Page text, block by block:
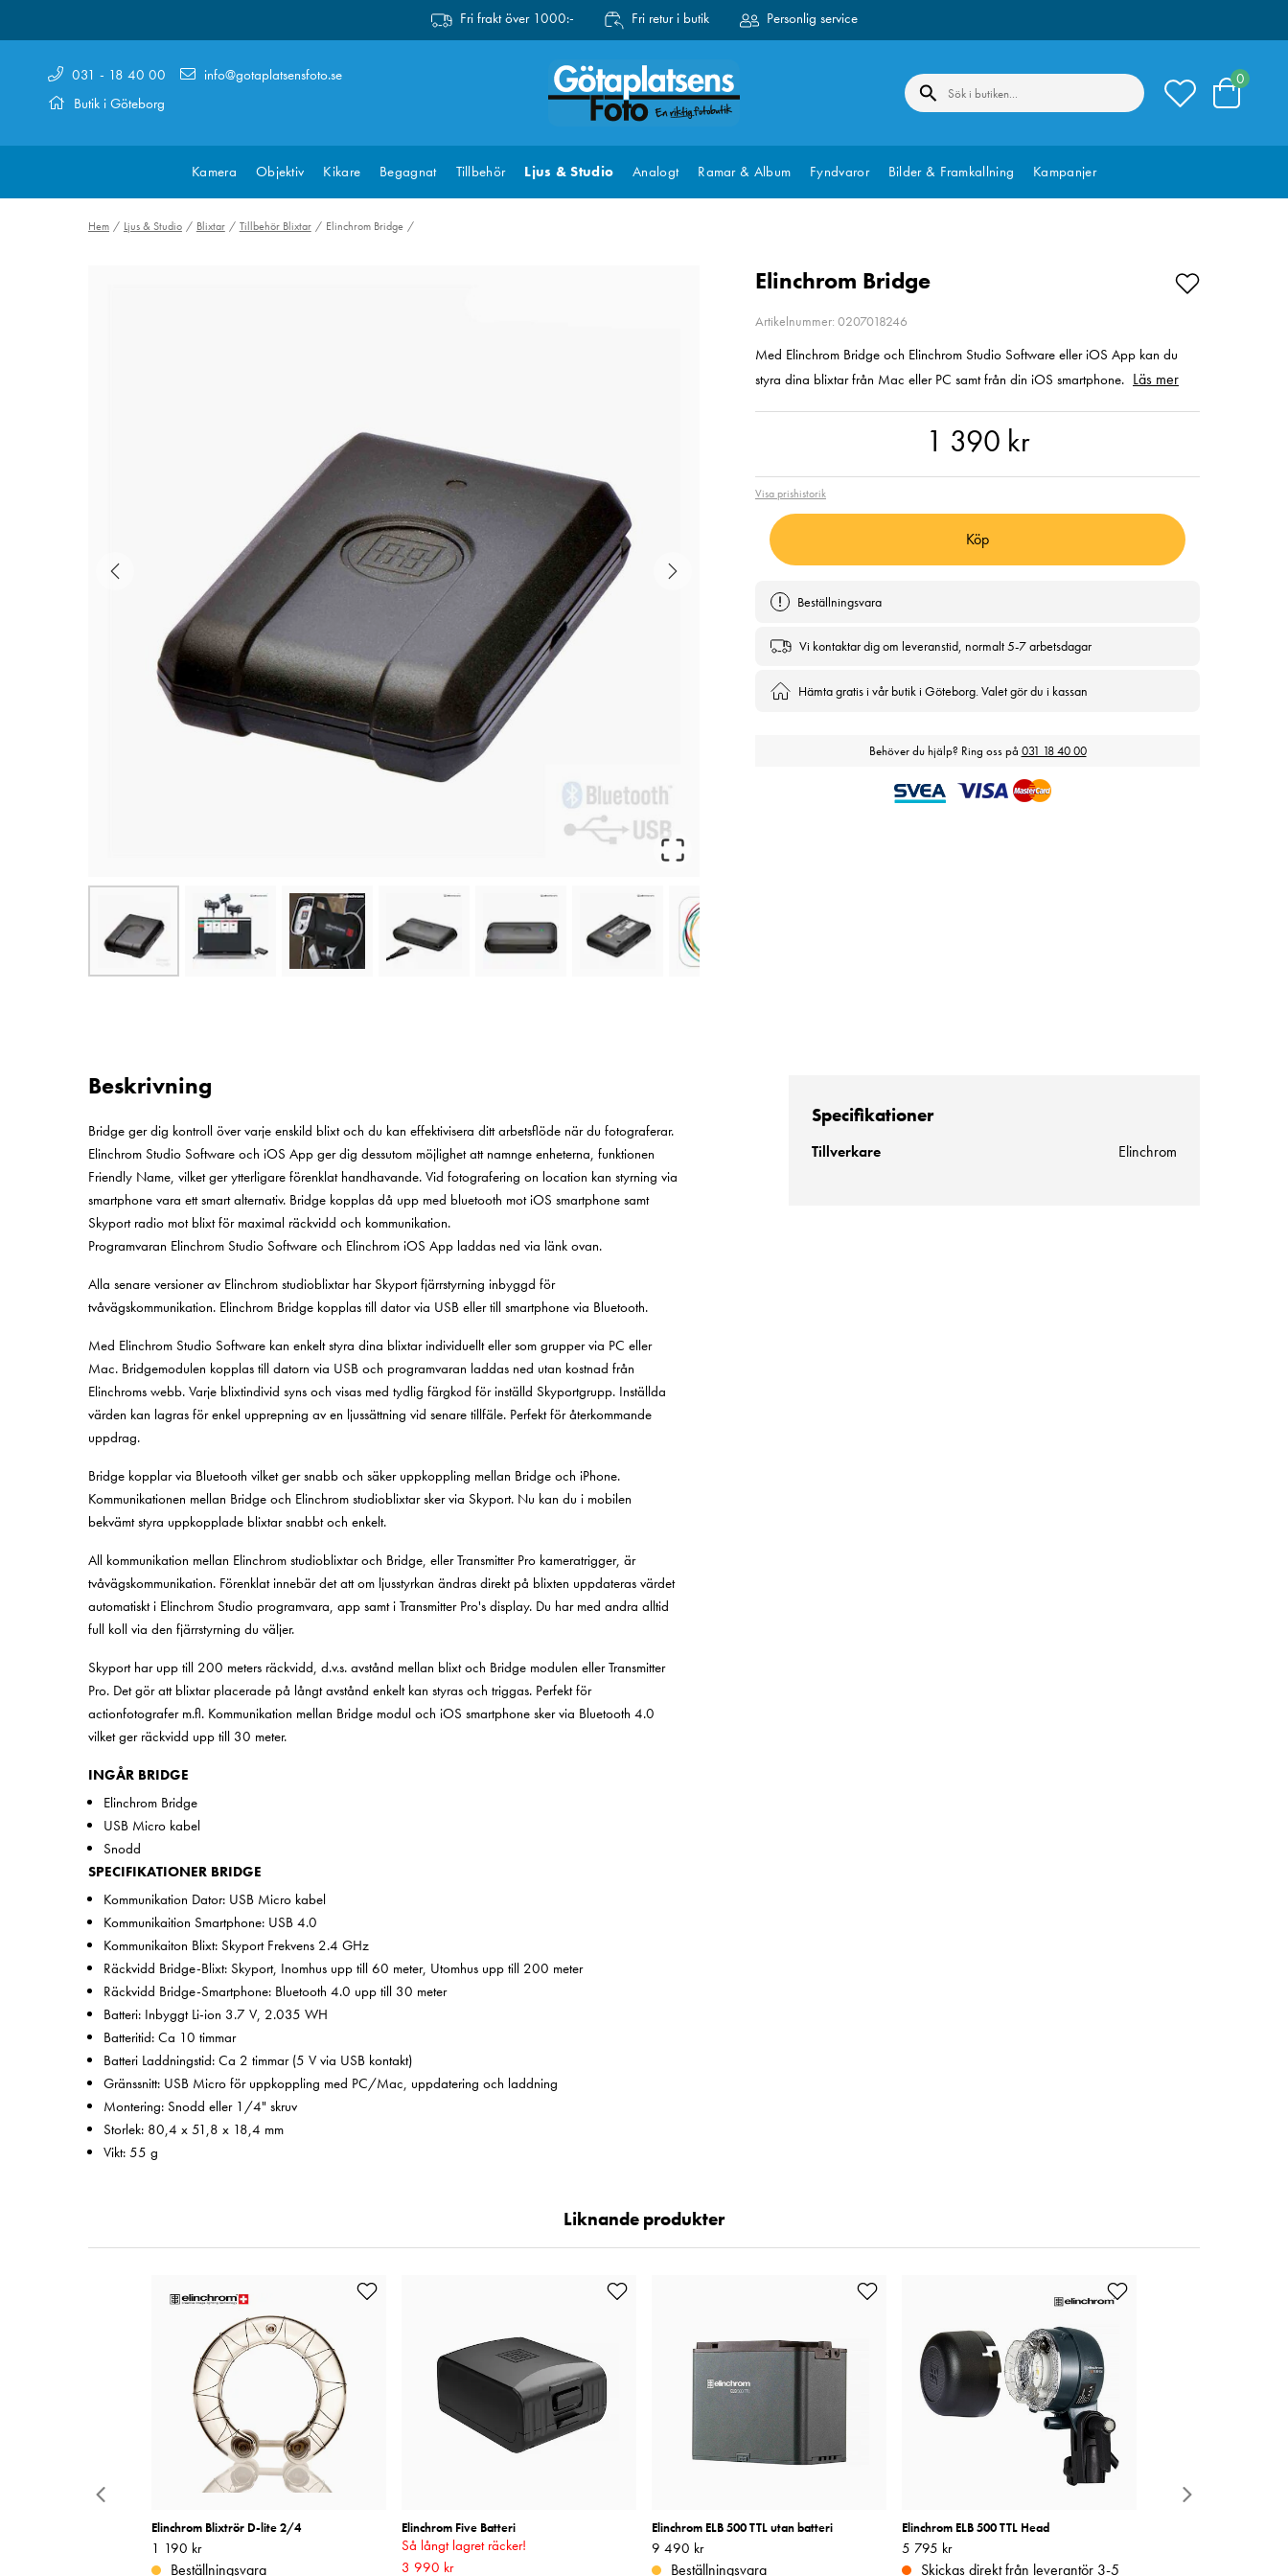
Fri frakt över 1000:- Fri retur i butik Personlig service
031 - 18 40 00
Butik i Göteborg
info@gotaplatsensfoto.se 0
Kamera Objektiv Kikare Begagnat Tillbehör Ljus & Studio Analogt Ramar & Album Fyndvaror Bilder & Framkallning Kampanjer
Hem Ljus & Studio Blixtar Tillbehör Blixtar Elinchrom Bridge
Elinchrom Bridge
Artikelnummer: 0207018246
Med Elinchrom Bridge och Elinchrom Studio Software eller iOS App kan du
styra dina blixtar från Mac eller PC samt från din iOS smartphone. Läs mer
1 390 kr
Visa prishistorik
Köp
Beställningsvara
Vi kontaktar dig om leveranstid, normalt 5-7 arbetsdagar
Hämta gratis i vår butik i Göteborg. Valet gör du i kassan
Behöver du hjälp? Ring oss på 031 18 40 00
Beskrivning
Bridge ger dig kontroll över varje enskild blixt och du kan effektivisera ditt arbetsflöde när du fotograferar.
Elinchrom Studio Software och iOS App ger dig dessutom möjlighet att namnge enheterna, funktionen
Friendly Name, vilket ger ytterligare förenklat handhavande. Vid fotografering on location kan styrning via
smartphone vara ett smart alternativ. Bridge kopplas då upp med bluetooth mot iOS smartphone samt
Skyport radio mot blixt för maximal räckvidd och kommunikation.
Programvaran Elinchrom Studio Software och Elinchrom iOS App laddas ned via länk ovan.
Alla senare versioner av Elinchrom studioblixtar har Skyport fjärrstyrning inbyggd för
tvåvägskommunikation. Elinchrom Bridge kopplas till dator via USB eller till smartphone via Bluetooth.
Med Elinchrom Studio Software kan enkelt styra dina blixtar individuellt eller som grupper via PC eller
Mac. Bridgemodulen kopplas till datorn via USB och programvaran laddas ned utan kostnad från
Elinchroms webb. Varje blixtindivid syns och visas med tydlig färgkod för inställd Skyportgrupp. Inställda
värden kan lagras för enkel upprepning av en ljussättning vid senare tillfäle. Perfekt för återkommande
uppdrag.
Bridge kopplar via Bluetooth vilket ger snabb och säker uppkoppling mellan Bridge och iPhone.
Kommunikationen mellan Bridge och Elinchrom studioblixtar sker via Skyport. Nu kan du i mobilen
bekvämt styra uppkopplade blixtar snabbt och enkelt.
All kommunikation mellan Elinchrom studioblixtar och Bridge, eller Transmitter Pro kameratrigger, är
tvåvägskommunikation. Förenklat innebär det att om ljusstyrkan ändras direkt på blixten uppdateras värdet
automatiskt i Elinchrom Studio programvara, app samt i Transmitter Pro's display. Du har med andra alltid
full koll via den fjärrstyrning du väljer.
Skyport har upp till 200 meters räckvidd, d.v.s. avstånd mellan blixt och Bridge modulen eller Transmitter
Pro. Det gör att blixtar placerade på långt avstånd enkelt kan styras och triggas. Perfekt för
actionfotografer m.fl. Kommunikation mellan Bridge modul och iOS smartphone sker via Bluetooth 4.0
vilket ger räckvidd upp till 30 meter.
INGÅR BRIDGE
Elinchrom Bridge
USB Micro kabel
Snodd
SPECIFIKATIONER BRIDGE
Kommunikation Dator: USB Micro kabel
Kommunikaition Smartphone: USB 4.0
Kommunikaiton Blixt: Skyport Frekvens 2.4 GHz
Räckvidd Bridge-Blixt: Skyport, Inomhus upp till 60 meter, Utomhus upp till 200 meter
Räckvidd Bridge-Smartphone: Bluetooth 4.0 upp till 30 meter
Batteri: Inbyggt Li-ion 3.7 V, 2.035 WH
Batteritid: Ca 10 timmar
Batteri Laddningstid: Ca 2 timmar (5 V via USB kontakt)
Gränssnitt: USB Micro för uppkoppling med PC/Mac, uppdatering och laddning
Montering: Snodd eller 1/4" skruv
Storlek: 80,4 x 51,8 x 18,4 mm
Vikt: 55 g
Specifikationer
Tillverkare Elinchrom
Liknande produkter
Elinchrom Blixtrör D-lite 2/4
Pris:1 190 kr
1 190 kr
Beställningsvara
Elinchrom Five Batteri
Så långt lagret räcker!
Nuvarande pris
3 990 kr
Elinchrom ELB 500 TTL utan batteri
Pris:9 490 kr
9 490 kr
Beställningsvara
Elinchrom ELB 500 TTL Head
Pris:5 795 kr
5 795 kr
Skickas direkt från leverantör 3-5